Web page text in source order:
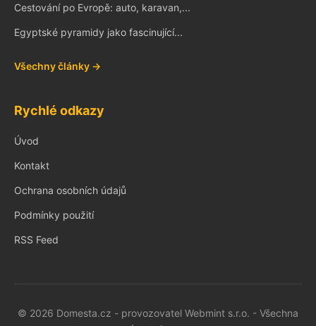
Cestování po Evropě: auto, karavan,...
Egyptské pyramidy jako fascinující...
Všechny články →
Rychlé odkazy
Úvod
Kontakt
Ochrana osobních údajů
Podmínky použití
RSS Feed
© 2026 Domesta.cz - provozovatel Webmint s.r.o. - Všechna